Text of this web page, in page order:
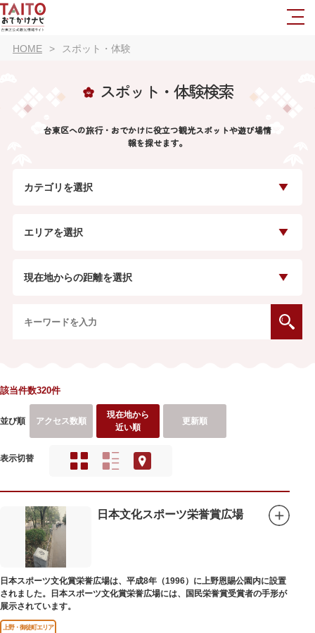
HOME スポット・体験
スポット・体験検索
台東区への旅行・おでかけに役立つ観光スポットや遊び場情
報を探せます。
カテゴリを選択
エリアを選択
現在地からの距離を選択
該当件数320件
並び順 アクセス数順
現在地から
近い順
更新順
表示切替
日本文化スポーツ栄誉賞広場
日本スポーツ文化賞栄誉広場は、平成8年（1996）に上野恩賜公園内に設置
されました。日本スポーツ文化賞栄誉広場には、国民栄誉賞受賞者の手形が
展示されています。
上野・御徒町エリア